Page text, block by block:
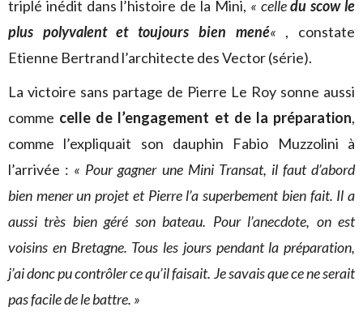
triplé inédit dans l’histoire de la Mini, « celledu scow le
plus polyvalent et toujours bien mené« , constate
Etienne Bertrand l’architecte des Vector (série).
La victoire sans partage de Pierre Le Roy sonne aussi
comme celle de l’engagement et de la préparation,
comme l’expliquait son dauphin Fabio Muzzolini à
l’arrivée : « Pour gagner une Mini Transat, il faut d’abord
bien mener un projet et Pierre l’a superbement bien fait. Il a
aussi très bien géré son bateau. Pour l’anecdote, on est
voisins en Bretagne. Tous les jours pendant la préparation,
j’ai donc pu contrôler ce qu’il faisait. Je savais que ce ne serait
pas facile de le battre. »